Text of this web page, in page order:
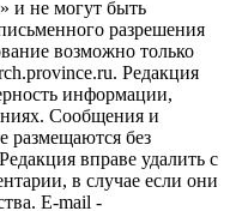
не могут быть
разрешения
возможно только
Редакция
информации,
Сообщения и
размещаются без
вправе удалить с
в случае если они
E-mail -